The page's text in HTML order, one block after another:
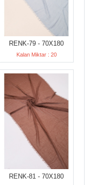
RENK-79 - 70X180
Kalan Miktar : 20
RENK-81 - 70X180